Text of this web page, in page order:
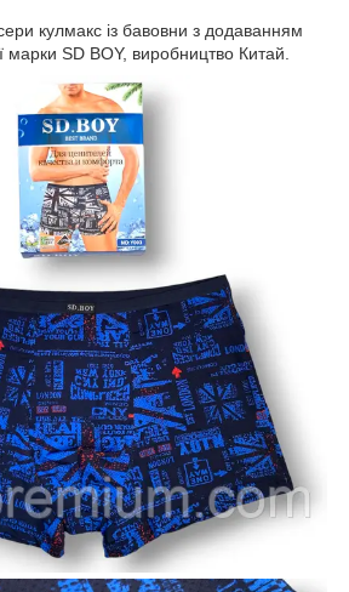
кулмакс із бавовни з додаванням
марки SD BOY, виробництво Китай.